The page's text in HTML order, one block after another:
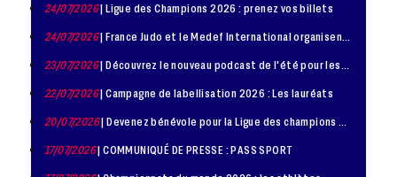
24/07/2026| Ligue des Champions 2026 : prenez vos billets
24/07/2026| France Judo et le Medef International organisent
23/07/2026| Découvrez le nouveau podcast de l'été pour les
22/07/2026| Campagne de labellisation 2026 : Les lauréats
20/07/2026| Devenez bénévole pour la Ligue des champions de
17/07/2026| COMMUNIQUÉ DE PRESSE : PASS SPORT